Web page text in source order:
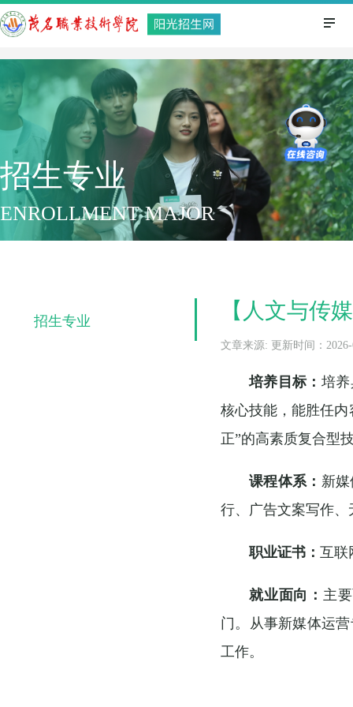
招生专业
ENROLLMENT MAJOR
招生专业 【人文与传
文章来源: 更新时间：
培养目标： 培
核心技能，能胜任
正”的高素质复合型
课程体系： 新
行、广告文案写作
职业证书： 互联
就业面向： 主
门。从事新媒体运
工作。